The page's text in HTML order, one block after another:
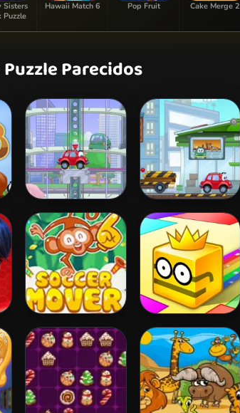
Sisters
Puzzle
Hawaii Match 6 Pop Fruit Cake Merge 2
Parecidos
Wheely 2 Wheely 3
Soccer Mover
2015
Paper.io 2